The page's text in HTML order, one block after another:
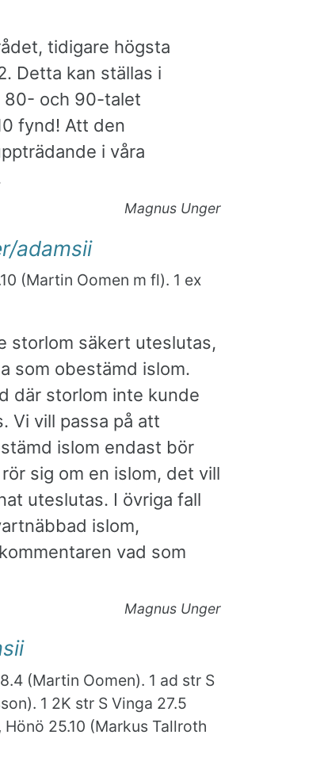
tidigare högsta
Detta kan ställas i
80- och 90-talet
fynd! Att den
i våra
Magnus Unger
adamsii
(Martin Oomen m fl). 1 ex
storlom säkert uteslutas,
som obestämd islom.
där storlom inte kunde
Vi vill passa på att
islom endast bör
sig om en islom, det vill
uteslutas. I övriga fall
islom,
vad som
Magnus Unger
(Martin Oomen). 1 ad str S
1 2K str S Vinga 27.5
25.10 (Markus Tallroth